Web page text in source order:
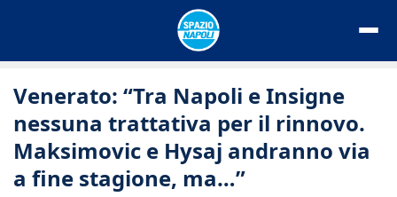
Venerato: “Tra Napoli e Insigne
nessuna trattativa per il rinnovo.
Maksimovic e Hysaj andranno via
a fine stagione, ma…”